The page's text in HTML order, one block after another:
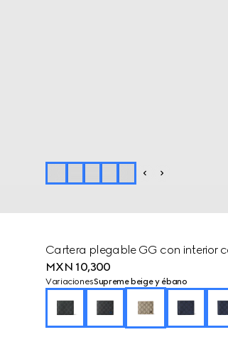
Cartera plegable GG con interior
MXN 10,300
VariacionesSupreme beige y ébano